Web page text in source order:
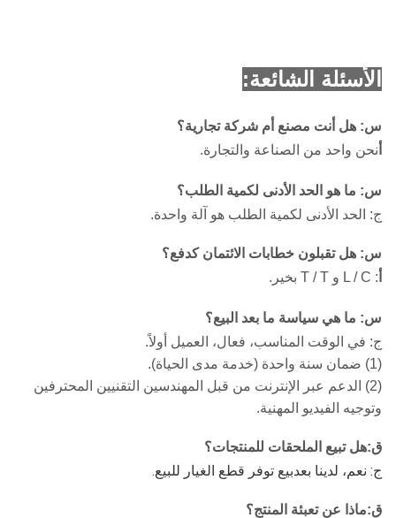
الأسئلة الشائعة:
س: هل أنت مصنع أم شركة تجارية؟
نحن واحد من الصناعة والتجارة.
س: ما هو الحد الأدنى لكمية الطلب؟
ج: الحد الأدنى لكمية الطلب هو آلة واحدة.
س: هل تقبلون خطابات الائتمان كدفع؟
: L / C و T / T بخير.
س: ما هي سياسة ما بعد البيع؟
ج: في الوقت المناسب، فعال، العميل أولاً.
(1) ضمان سنة واحدة (خدمة مدى الحياة).
(2) الدعم عبر الإنترنت من قبل المهندسين التقنيين المحترفين
وتوجيه الفيديو المهنية.
ق:هل تبيع الملحقات للمنتجات؟
ج: نعم، لدينا بعدبيع توفر قطع الغيار للبيع.
ق:ماذا عن تعبئة المنتج؟